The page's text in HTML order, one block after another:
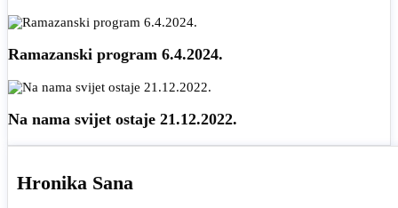
Ramazanski program 6.4.2024.
Na nama svijet ostaje 21.12.2022.
Hronika Sana